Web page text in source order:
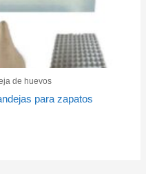
de huevos
para zapatos